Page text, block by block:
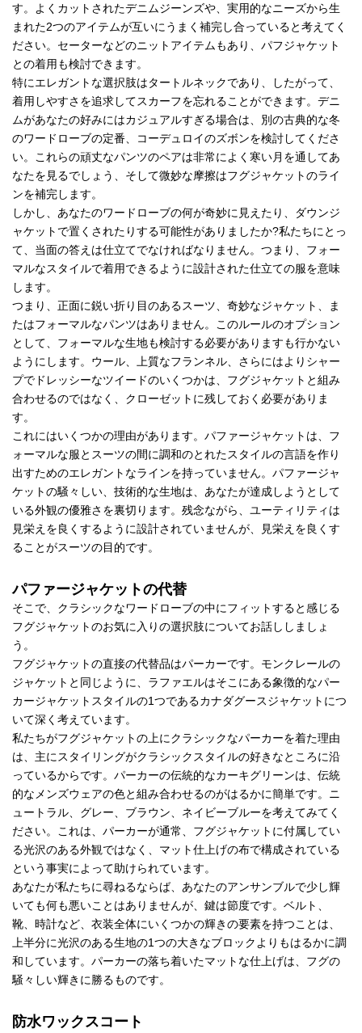
す。よくカットされたデニムジーンズや、実用的なニーズから生
まれた2つのアイテムが互いにうまく補完し合っていると考えてく
ださい。セーターなどのニットアイテムもあり、パフジャケット
との着用も検討できます。
特にエレガントな選択肢はタートルネックであり、したがって、
着用しやすさを追求してスカーフを忘れることができます。デニ
ムがあなたの好みにはカジュアルすぎる場合は、別の古典的な冬
のワードローブの定番、コーデュロイのズボンを検討してくださ
い。これらの頑丈なパンツのペアは非常によく寒い月を通してあ
なたを見るでしょう、そして微妙な摩擦はフグジャケットのライ
ンを補完します。
しかし、あなたのワードローブの何が奇妙に見えたり、ダウンジ
ャケットで置くされたりする可能性がありましたか?私たちにとっ
て、当面の答えは仕立てでなければなりません。つまり、フォー
マルなスタイルで着用できるように設計された仕立ての服を意味
します。
つまり、正面に鋭い折り目のあるスーツ、奇妙なジャケット、ま
たはフォーマルなパンツはありません。このルールのオプション
として、フォーマルな生地も検討する必要がありますも行かない
ようにします。ウール、上質なフランネル、さらにはよりシャー
プでドレッシーなツイードのいくつかは、フグジャケットと組み
合わせるのではなく、クローゼットに残しておく必要がありま
す。
これにはいくつかの理由があります。パファージャケットは、フ
ォーマルな服とスーツの間に調和のとれたスタイルの言語を作り
出すためのエレガントなラインを持っていません。パファージャ
ケットの騒々しい、技術的な生地は、あなたが達成しようとして
いる外観の優雅さを裏切ります。残念ながら、ユーティリティは
見栄えを良くするように設計されていませんが、見栄えを良くす
ることがスーツの目的です。
パファージャケットの代替
そこで、クラシックなワードローブの中にフィットすると感じる
フグジャケットのお気に入りの選択肢についてお話ししましょ
う。
フグジャケットの直接の代替品はパーカーです。モンクレールの
ジャケットと同じように、ラファエルはそこにある象徴的なパー
カージャケットスタイルの1つであるカナダグースジャケットにつ
いて深く考えています。
私たちがフグジャケットの上にクラシックなパーカーを着た理由
は、主にスタイリングがクラシックスタイルの好きなところに沿
っているからです。パーカーの伝統的なカーキグリーンは、伝統
的なメンズウェアの色と組み合わせるのがはるかに簡単です。ニ
ュートラル、グレー、ブラウン、ネイビーブルーを考えてみてく
ださい。これは、パーカーが通常、フグジャケットに付属してい
る光沢のある外観ではなく、マット仕上げの布で構成されている
という事実によって助けられています。
あなたが私たちに尋ねるならば、あなたのアンサンブルで少し輝
いても何も悪いことはありませんが、鍵は節度です。ベルト、
靴、時計など、衣装全体にいくつかの輝きの要素を持つことは、
上半分に光沢のある生地の1つの大きなブロックよりもはるかに調
和しています。パーカーの落ち着いたマットな仕上げは、フグの
騒々しい輝きに勝るものです。
防水ワックスコート